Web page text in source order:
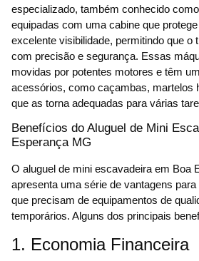
especializado, também conhecido
equipadas com uma cabine que
excelente visibilidade, permitindo que o
com precisão e segurança. Essas
movidas por potentes motores e têm
acessórios, como caçambas, martelos
que as torna adequadas para várias
Benefícios do Aluguel de Mini
Esperança MG
O aluguel de mini escavadeira em Boa
apresenta uma série de vantagens
que precisam de equipamentos de
temporários. Alguns dos principais
1. Economia Financeira